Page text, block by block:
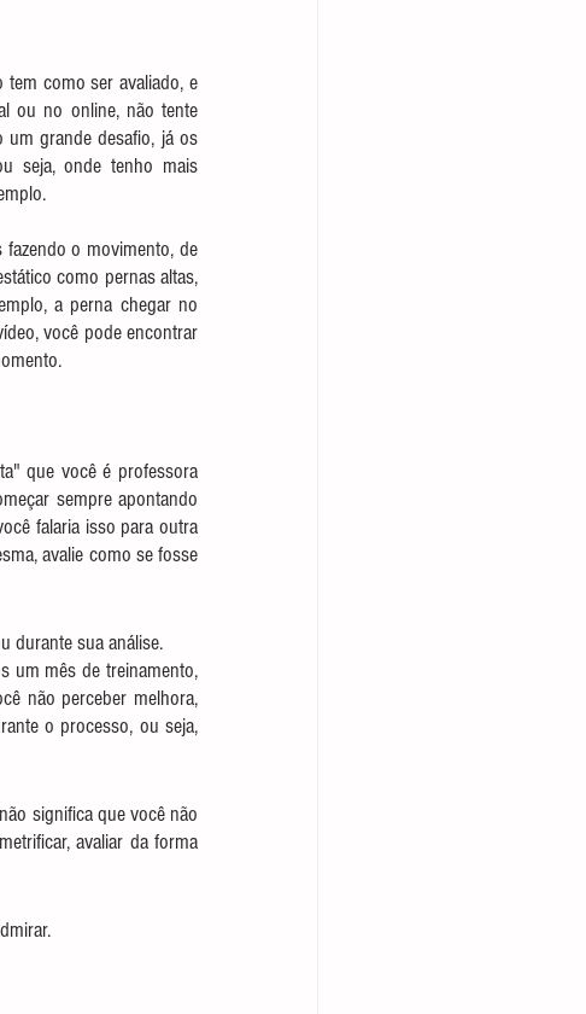
como ser avaliado, e
ou no online, não tente
um grande desafio, já os
seja, onde tenho mais
o movimento, de
como pernas altas,
a perna chegar no
você pode encontrar
que você é professora
sempre apontando
falaria isso para outra
avalie como se fosse
durante sua análise.
um mês de treinamento,
não perceber melhora,
o processo, ou seja,
significa que você não
avaliar da forma